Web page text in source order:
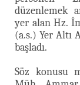
düzenlemek
yer alan Hz.
(a.s.) Yer Altı
başladı.
Söz konusu